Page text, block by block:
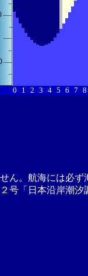
0 1 2 3 4 5 6 7 8
ん。航海には必
号「日本沿岸潮